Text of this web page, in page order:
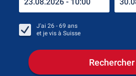
J'ai 26 - 69 ans
et je vis à Suisse
Rechercher